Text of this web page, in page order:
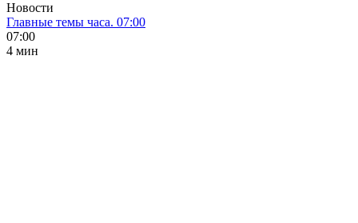
Новости
Главные темы часа. 07:00
07:00
4 мин